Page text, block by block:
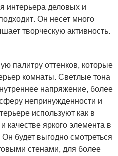
интерьера деловых и
Он несет много
творческую активность.
палитру оттенков, которые
комнаты. Светлые тона
напряжение, более
непринужденности и
используют как в
качестве яркого элемента в
будет выгодно смотреться
стенами, для более